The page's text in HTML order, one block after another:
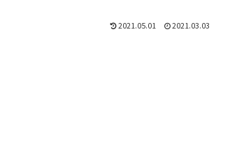
2021.05.01 2021.03.03